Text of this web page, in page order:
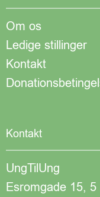
Om os
Ledige stillinger
Kontakt
Kontakt
UngTilUng
Esromgade 15, 5